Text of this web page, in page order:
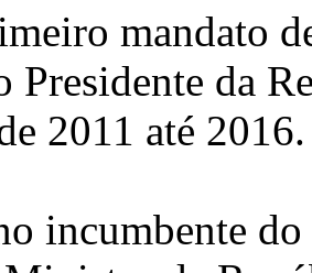
mandato
Presidente da
2011 até 2016.
incumbente